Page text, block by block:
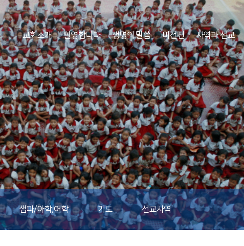
교회소개 환영합니다 생명의 말씀 비전진 사역과 선교
샘파/아학,어학 기도 선교사역